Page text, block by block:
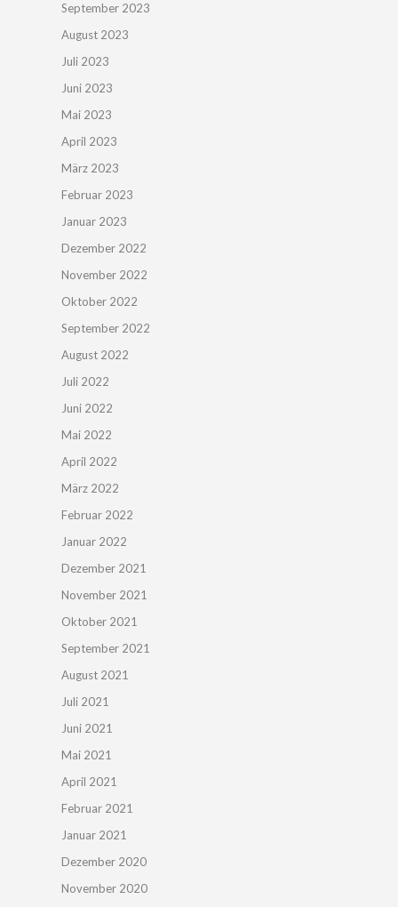
September 2023
August 2023
Juli 2023
Juni 2023
Mai 2023
April 2023
März 2023
Februar 2023
Januar 2023
Dezember 2022
November 2022
Oktober 2022
September 2022
August 2022
Juli 2022
Juni 2022
Mai 2022
April 2022
März 2022
Februar 2022
Januar 2022
Dezember 2021
November 2021
Oktober 2021
September 2021
August 2021
Juli 2021
Juni 2021
Mai 2021
April 2021
Februar 2021
Januar 2021
Dezember 2020
November 2020